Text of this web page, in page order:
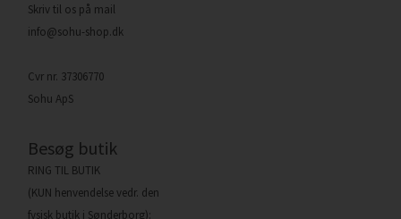
Skriv til os på mail
info@sohu-shop.dk
Cvr nr. 37306770
Sohu ApS
Besøg butik
RING TIL BUTIK
(KUN henvendelse vedr. den
fysisk butik i Sønderborg):